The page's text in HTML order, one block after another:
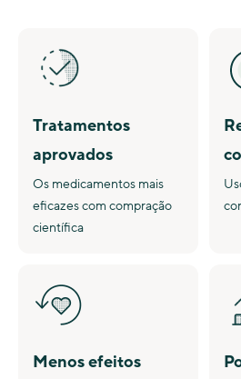
Tratamentos
aprovados
Os medicamentos mais
eficazes com compração
científica
Menos efeitos